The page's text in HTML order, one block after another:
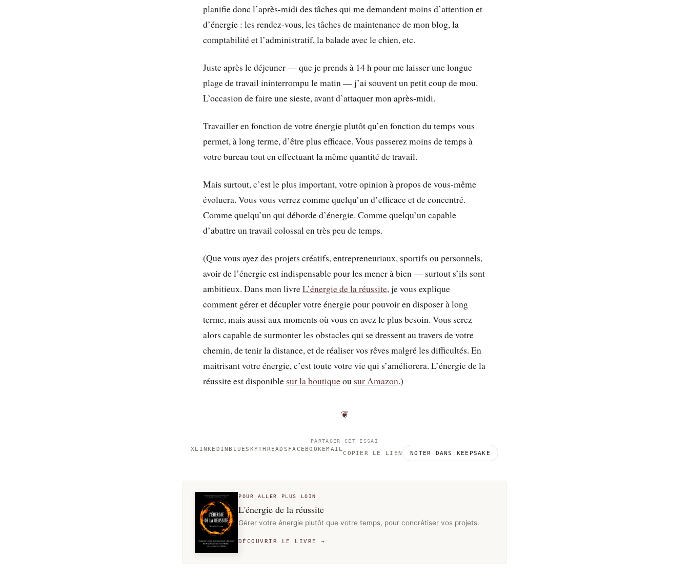
planifie donc l’après-midi des tâches qui me demandent moins d’attention et
d’énergie : les rendez-vous, les tâches de maintenance de mon blog, la
comptabilité et l’administratif, la balade avec le chien, etc.
Juste après le déjeuner — que je prends à 14 h pour me laisser une longue
plage de travail ininterrompu le matin — j’ai souvent un petit coup de mou.
L’occasion de faire une sieste, avant d’attaquer mon après-midi.
Travailler en fonction de votre énergie plutôt qu’en fonction du temps vous
permet, à long terme, d’être plus efficace. Vous passerez moins de temps à
votre bureau tout en effectuant la même quantité de travail.
Mais surtout, c’est le plus important, votre opinion à propos de vous-même
évoluera. Vous vous verrez comme quelqu’un d’efficace et de concentré.
Comme quelqu’un qui déborde d’énergie. Comme quelqu’un capable
d’abattre un travail colossal en très peu de temps.
(Que vous ayez des projets créatifs, entrepreneuriaux, sportifs ou personnels,
avoir de l’énergie est indispensable pour les mener à bien — surtout s’ils sont
ambitieux. Dans mon livreL’énergie de la réussite, je vous explique
comment gérer et décupler votre énergie pour pouvoir en disposer à long
terme, mais aussi aux moments où vous en avez le plus besoin. Vous serez
alors capable de surmonter les obstacles qui se dressent au travers de votre
chemin, de tenir la distance, et de réaliser vos rêves malgré les difficultés. En
maitrisant votre énergie, c’est toute votre vie qui s’améliorera. L’énergie de la
réussite est disponible sur la boutiqueou sur Amazon.)
❦
PARTAGER CET ESSAI
X LINKEDIN BLUESKYTHREADS FACEBOOK EMAIL
COPIER LE LIEN NOTER DANS KEEPSAKE
POUR ALLER PLUS LOIN
L'énergie de la réussite
Gérer votre énergie plutôt que votre temps, pour concrétiser vos projets.
DÉCOUVRIR LE LIVRE →